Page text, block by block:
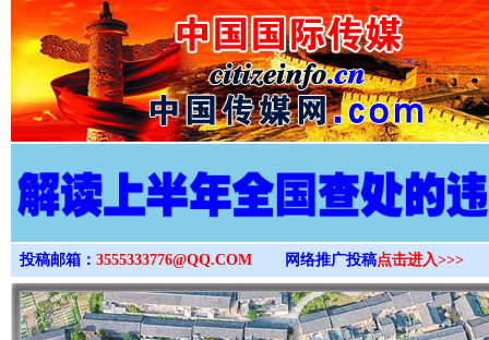
>
投稿邮箱： 3555333776@QQ.COM 网络推广投稿点击进入>>>